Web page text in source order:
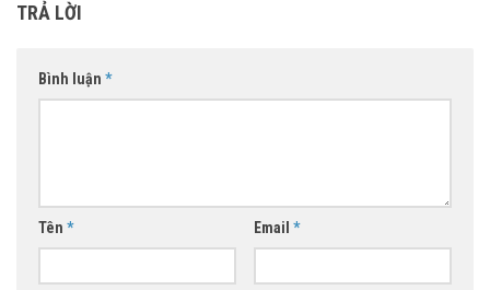
TRẢ LỜI
Bình luận *
Tên * Email *